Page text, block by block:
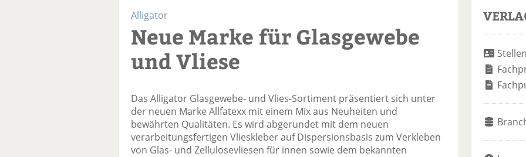
Alligator
Neue Marke für Glasgewebe
und Vliese
Das Alligator Glasgewebe- und Vlies-Sortiment präsentiert sich unter
der neuen Marke Allfatexx mit einem Mix aus Neuheiten und
bewährten Qualitäten. Es wird abgerundet mit dem neuen
verarbeitungsfertigen Vlieskleber auf Dispersionsbasis zum Verkleben
von Glas- und Zellulosevliesen für innen sowie dem bekannten